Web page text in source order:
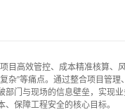
目高效管控、成本精准核算、
杂”等痛点。通过整合项目管
部门与现场的信息壁垒，实现
保障工程安全的核心目标。